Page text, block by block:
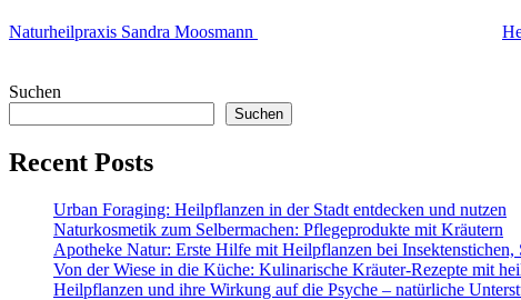
Naturheilpraxis Sandra Moosmann
Suchen
Suchen
Recent Posts
Urban Foraging: Heilpflanzen in der Stadt entdecken und nutzen
Naturkosmetik zum Selbermachen: Pflegeprodukte mit Kräutern
Apotheke Natur: Erste Hilfe mit Heilpflanzen bei
Von der Wiese in die Küche: Kulinarische Kräuter-Rezepte mit
Heilpflanzen und ihre Wirkung auf die Psyche – natürliche